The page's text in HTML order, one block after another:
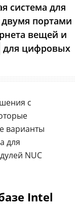
система для
портами
вещей и
для цифровых
с
варианты
для
NUC
Intel